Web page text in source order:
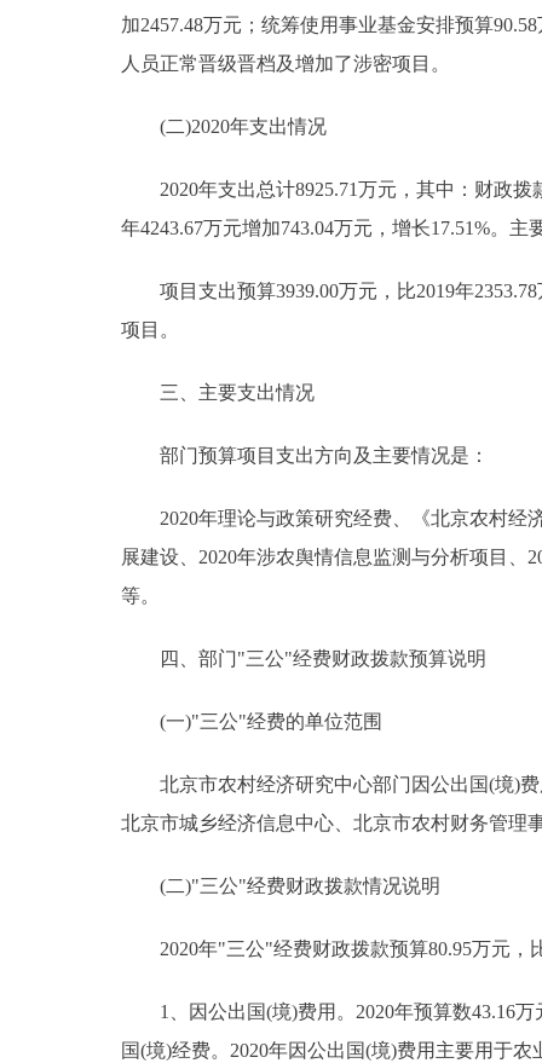
加2457.48万元；统筹使用事业基金安排预算
人员正常晋级晋档及增加了涉密项目。
(二)2020年支出情况
2020年支出总计8925.71万元，其中：财政拨
年4243.67万元增加743.04万元，增长17.51%。
项目支出预算3939.00万元，比2019年2353.78
项目。
三、主要支出情况
部门预算项目支出方向及主要情况是：
2020年理论与政策研究经费、《北京农村经
展建设、2020年涉农舆情信息监测与分析项目
等。
四、部门"三公"经费财政拨款预算说明
(一)"三公"经费的单位范围
北京市农村经济研究中心部门因公出国(境)费
北京市城乡经济信息中心、北京市农村财务管理
(二)"三公"经费财政拨款情况说明
2020年"三公"经费财政拨款预算80.95万元，
1、因公出国(境)费用。2020年预算数43.16万
国(境)经费。2020年因公出国(境)费用主要用于